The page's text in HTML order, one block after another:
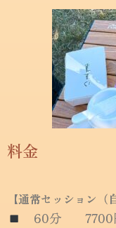
料金
【通常セッション
60分 7700